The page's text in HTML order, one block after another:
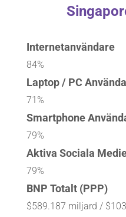
Internetanvändare
84%
Laptop / PC
71%
Smartphone
79%
Aktiva Sociala
79%
BNP Totalt (PPP)
$589.187 miljard /